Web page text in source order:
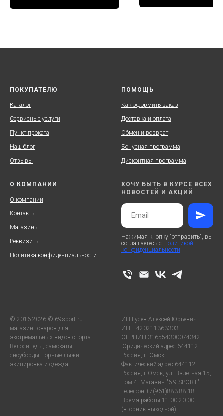
ПОКУПАТЕЛЮ
Каталог
Сервисные услуги
Пункт проката
Наш блог
Отзывы
ПОМОЩЬ
Как оформить заказ
Доставка и оплата
Обмен и возврат
Бонусная программа
Дисконтная программа
О КОМПАНИИ
О компании
Контакты
Магазины
Реквизиты
Политика конфиденциальности
ХОЧУ БЫТЬ В КУРСЕ ВСЕХ
НОВОСТЕЙ И АКЦИЙ
Нажимая кнопку "отправить", вы
соглашаетесь с Политикой
конфиденциальности
© 2016-2026 © 69sport.ru -
магазин товаров для
экстремальных видов спорта.
Велосипеды, самокаты,
сноуборды, горные лыжи,
экипировка и одежда.
ИП Гусев Алексей Юрьевич
ИНН 420211363303
ОГРНИП 316554300074342
Юридический адрес 644112
Россия, г. Омск
Фактический адрес 644112
Россия, г.Омск, ул. Взлетная 15,
пом.4, Магазин "6.9 SPORT"
Телефон +7(961)883-88-18
Время работы 11:00-20:00
(вторник выходной)